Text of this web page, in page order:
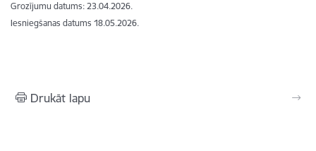
Grozījumu datums: 23.04.2026.
Iesniegšanas datums 18.05.2026.
Drukāt lapu